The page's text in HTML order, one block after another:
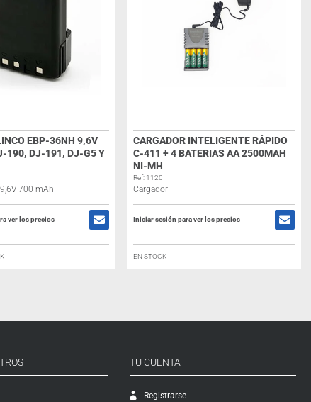
EBP-36NH 9,6V
190, DJ-191, DJ-G5 Y
700 mAh
ver los precios
CARGADOR INTELIGENTE RÁPIDO
C-411 + 4 BATERIAS AA 2500MAH
NI-MH
Ref: 1120
Cargador
Iniciar sesión para ver los precios
EN STOCK
TU CUENTA
Registrarse